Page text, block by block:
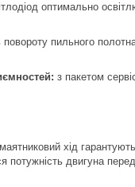
оптимально
повороту пильного
з пакетом
хід
потужність двигуна